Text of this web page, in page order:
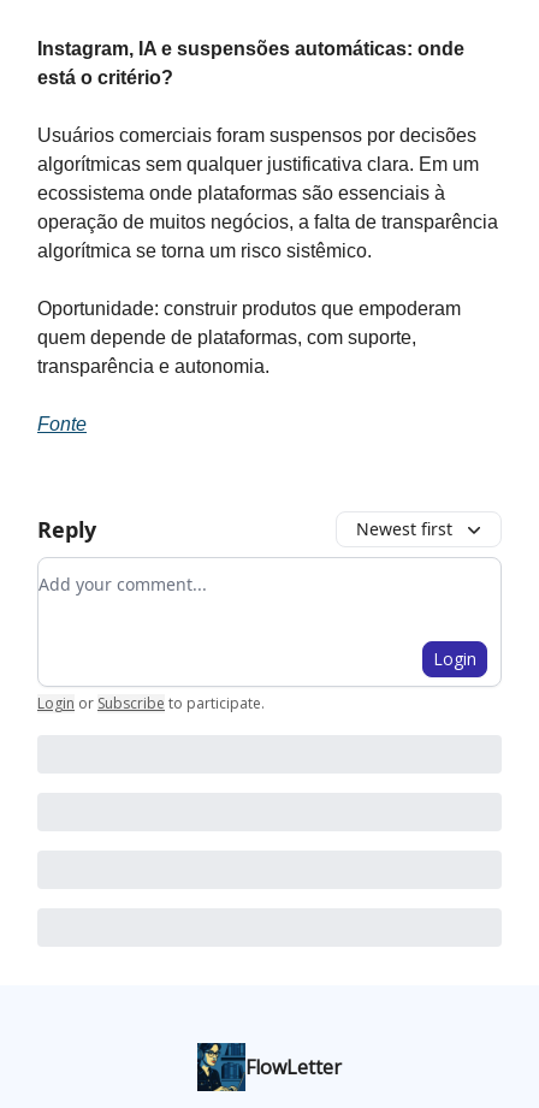
Instagram, IA e suspensões automáticas: onde
está o critério?
Usuários comerciais foram suspensos por decisões
algorítmicas sem qualquer justificativa clara. Em um
ecossistema onde plataformas são essenciais à
operação de muitos negócios, a falta de transparência
algorítmica se torna um risco sistêmico.
Oportunidade: construir produtos que empoderam
quem depende de plataformas, com suporte,
transparência e autonomia.
Fonte
Reply Newest first
Add your comment
Login
Login or Subscribe to participate.
FlowLetter